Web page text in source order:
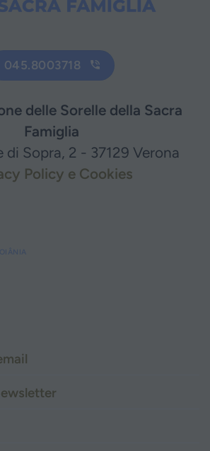
045.8003718
delle Sorelle della Sacra
Famiglia
di Sopra, 2 - 37129 Verona
Policy e Cookies